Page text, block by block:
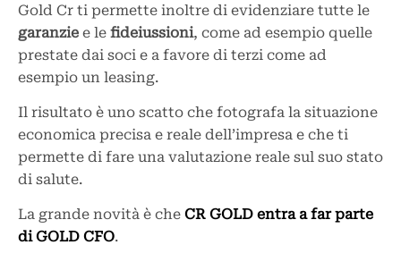
Gold Cr ti permette inoltre di evidenziare tutte le
garanzie e le fideiussioni, come ad esempio quelle
prestate dai soci e a favore di terzi come ad
esempio un leasing.
Il risultato è uno scatto che fotografa la situazione
economica precisa e reale dell’impresa e che ti
permette di fare una valutazione reale sul suo stato
di salute.
La grande novità è che CR GOLD entra a far parte
di GOLD CFO.